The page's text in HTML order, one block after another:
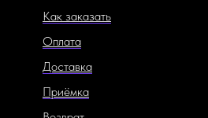
Как заказать
Оплата
Доставка
Приёмка